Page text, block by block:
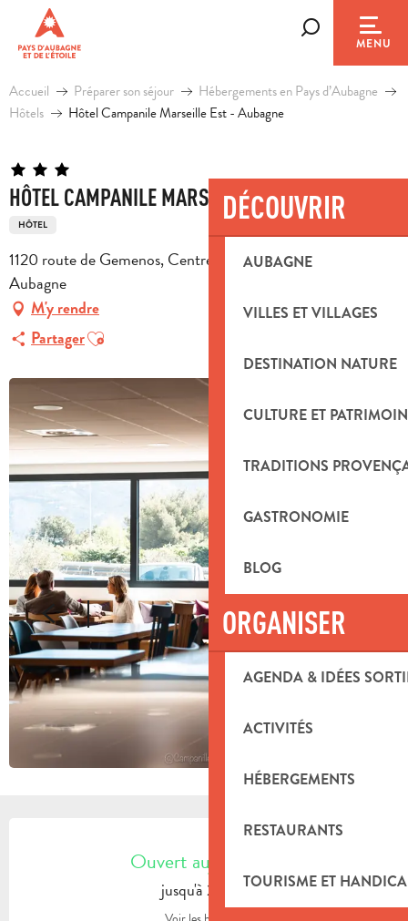
contenu
principal
MENU
DÉCOUVRIR
AUBAGNE
VILLES ET VILLAGES
DESTINATION NATURE
CULTURE ET
TRADITIONS
GASTRONOMIE
BLOG
ORGANISER
AGENDA & IDÉES
ACTIVITÉS
HÉBERGEMENTS
RESTAURANTS
TOURISME ET
Accueil Préparer son séjour
Hébergements en Pays d’Aubagne
Hôtels
Hôtel Campanile Marseille Est - Aubagne
HÔTEL CAMPANILE MARSEILLE EST - AUBAGNE
HÔTEL
1120 route de Gemenos, Centre d'affaire Alta Rocca, 13400
Aubagne
M'y rendre
PartagerAjouter aux favoris
OUVERTURE ET COORDONNÉES
Ouvert aujourd'hui
jusqu'à 23:30